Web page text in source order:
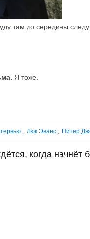
там до середины
Я тоже.
, Люк Эванс , Питер
когда начнёт